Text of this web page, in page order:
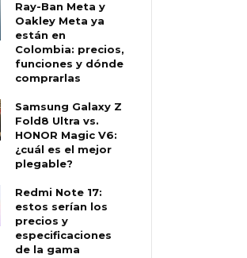
Ray-Ban Meta y
Oakley Meta ya
están en
Colombia: precios,
funciones y dónde
comprarlas
Samsung Galaxy Z
Fold8 Ultra vs.
HONOR Magic V6:
¿cuál es el mejor
plegable?
Redmi Note 17:
estos serían los
precios y
especificaciones
de la gama